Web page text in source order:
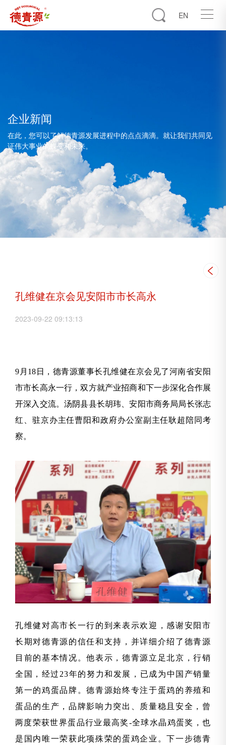
EN
企业新闻
在此，您可以了解德青源发展进程中的点点滴滴。就让我们共同见
证伟大事业的蝶变和未来。
孔维健在京会见安阳市市长高永
2023-09-22 09:13:13
9月18日，德青源董事长孔维健在京会见了河南省安阳
市市长高永一行，双方就产业招商和下一步深化合作展
开深入交流。汤阴县县长胡玮、安阳市商务局局长张志
红、驻京办主任曹阳和政府办公室副主任耿超陪同考
察。
孔维健对高市长一行的到来表示欢迎，感谢安阳市
长期对德青源的信任和支持，并详细介绍了德青源
目前的基本情况。他表示，德青源立足北京，行销
全国，经过23年的努力和发展，已成为中国产销量
第一的鸡蛋品牌。德青源始终专注于蛋鸡的养殖和
蛋品的生产，品牌影响力突出、质量稳且安全，曾
两度荣获世界蛋品行业最高奖-全球水晶鸡蛋奖，也
是国内唯一荣获此项殊荣的蛋鸡企业。下一步德青